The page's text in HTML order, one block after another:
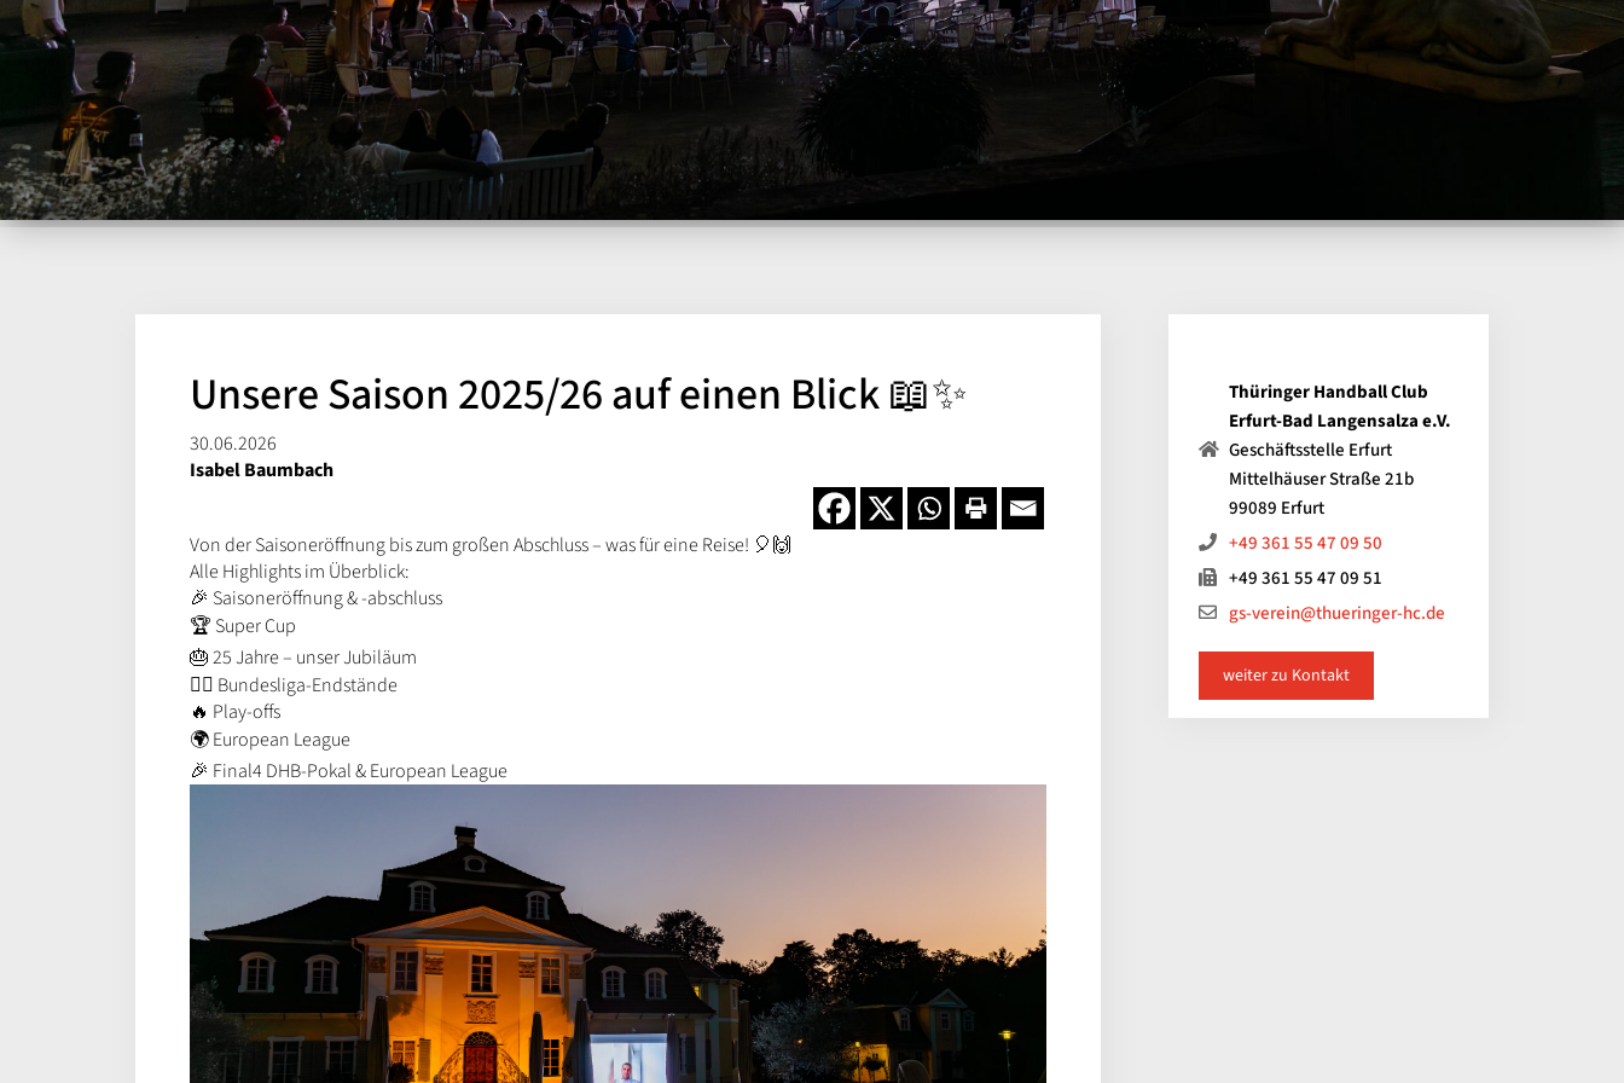
Unsere Saison 2025/26 auf einen Blick 📖✨
30.06.2026
Isabel Baumbach
Von der Saisoneröffnung bis zum großen Abschluss – was für eine Reise! 🎈🙌
Alle Highlights im Überblick:
🎉 Saisoneröffnung & -abschluss
🏆 Super Cup
🎂 25 Jahre – unser Jubiläum
🤾‍♂️ Bundesliga-Endstände
🔥 Play-offs
🌍 European League
🎉 Final4 DHB-Pokal & European League
Thüringer Handball Club
Erfurt-Bad Langensalza e.V.
Geschäftsstelle Erfurt
Mittelhäuser Straße 21b
99089 Erfurt
+49 361 55 47 09 50
+49 361 55 47 09 51
gs-verein@thueringer-hc.de
weiter zu Kontakt